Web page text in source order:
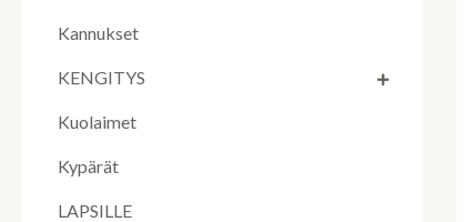
Kannukset
KENGITYS
Kuolaimet
Kypärät
LAPSILLE